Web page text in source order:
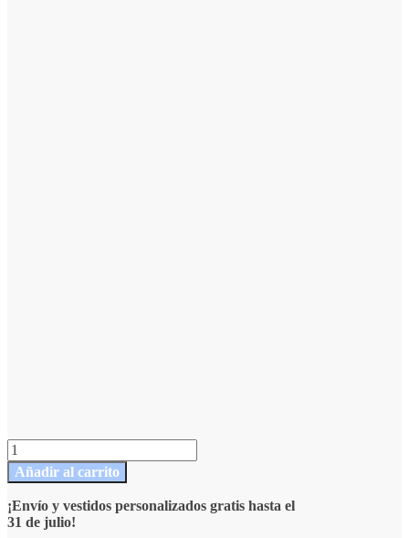
Vestido
de
novia
línea
A
Añadir al carrito
¡Envío y vestidos personalizados gratis hasta el
31 de julio!